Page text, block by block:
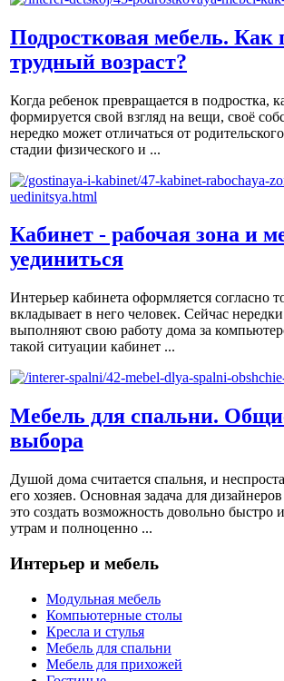
Подростковая мебель. Как
трудный возраст?
Когда ребенок превращается в подростка,
формируется свой взгляд на вещи, своё
нередко может отличаться от
стадии физического и ...
Кабинет - рабочая зона и
уединиться
Интерьер кабинета оформляется согласно
вкладывает в него человек. Сейчас
выполняют свою работу дома за
такой ситуации кабинет ...
Мебель для спальни.
выбора
Душой дома считается спальня, и
его хозяев. Основная задача для
это создать возможность довольно быстро
утрам и полноценно ...
Интерьер и мебель
Модульная мебель
Компьютерные столы
Кресла и стулья
Мебель для спальни
Мебель для прихожей